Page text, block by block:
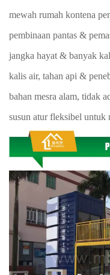
mewah rumah kontena
pembinaan pantas &
jangka hayat & banyak
kalis air, tahan api &
bahan mesra alam, tidak
susun atur fleksibel untuk